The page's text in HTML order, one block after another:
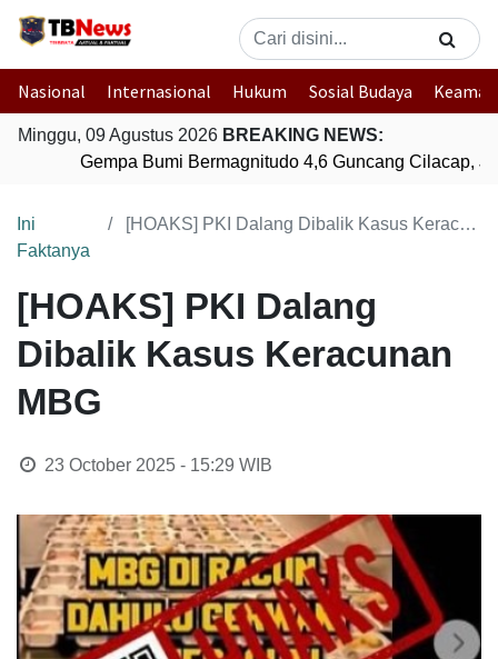
Nasional Internasional Hukum Sosial Budaya
Minggu, 09 Agustus 2026 BREAKING NEWS:
Gempa Bumi Bermagnitudo 4,6 Guncang Cilacap,
Ini
Faktanya
[HOAKS] PKI Dalang Dibalik Kasus Keracunan MBG
[HOAKS] PKI Dalang
Dibalik Kasus Keracunan
MBG
23 October 2025 - 15:29 WIB